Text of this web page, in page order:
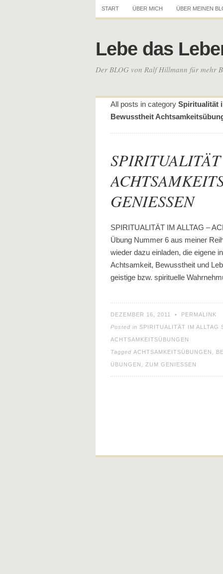
START ÜBER MICH ÜBER MEINEN
Lebe das
Der BLOG von Ralf Hillmann für mehr
All posts in category Spiritualität
Bewusstheit
GENIESSEN
SPIRITUALITÄT IM ALLTAG –
Übung Nummer 6 aus meiner
wieder dazu einladen, die eigene
Achtsamkeit, Bewusstheit und
geistige bzw. spirituelle
DEZEMBER 16, 2011 • PERMALINK
Posted in SPIRITUALITÄT IM ALLTAG
ACHTSAMKEITSÜBUNGEN
Tagged ACHTSAMKEITSÜBUNGEN
ÜBUNGEN ZUM GENIESSEN